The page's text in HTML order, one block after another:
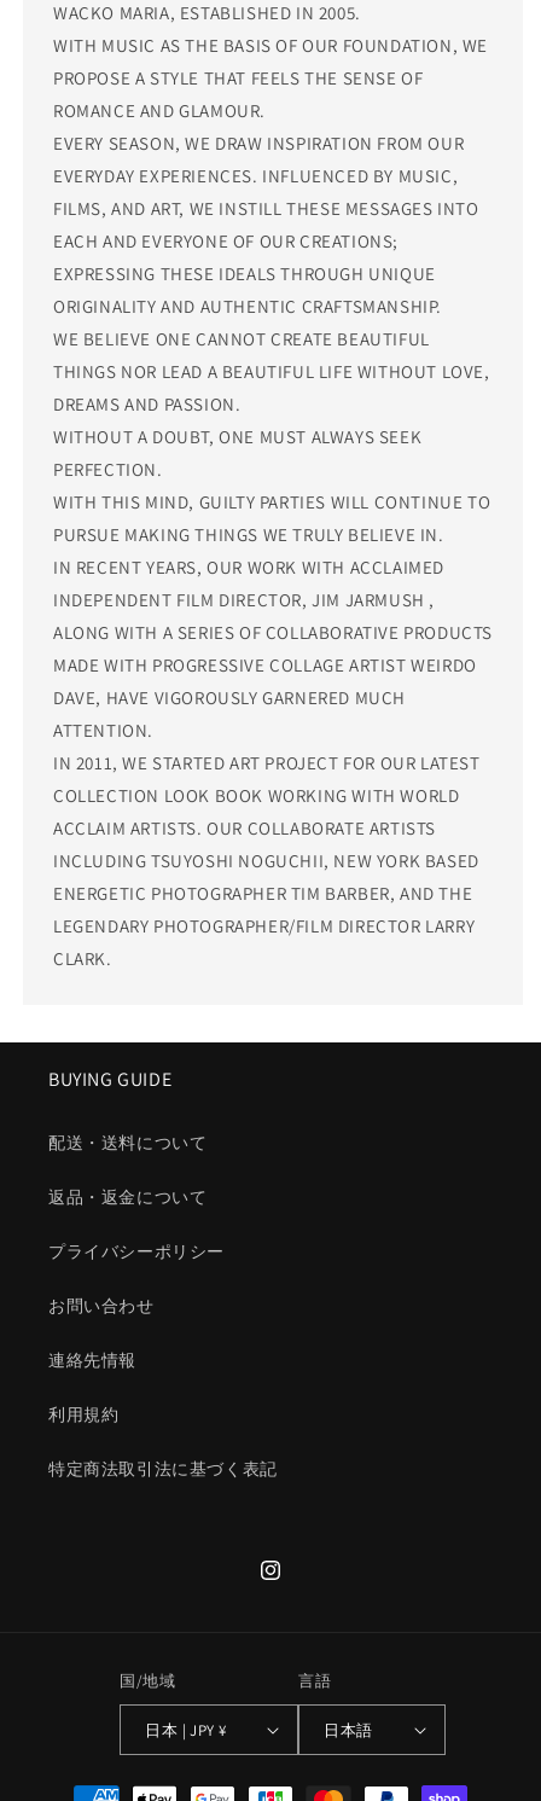
WACKO MARIA, ESTABLISHED IN 2005.
WITH MUSIC AS THE BASIS OF OUR FOUNDATION, WE
PROPOSE A STYLE THAT FEELS THE SENSE OF
ROMANCE AND GLAMOUR.
EVERY SEASON, WE DRAW INSPIRATION FROM OUR
EVERYDAY EXPERIENCES. INFLUENCED BY MUSIC,
FILMS, AND ART, WE INSTILL THESE MESSAGES INTO
EACH AND EVERYONE OF OUR CREATIONS;
EXPRESSING THESE IDEALS THROUGH UNIQUE
ORIGINALITY AND AUTHENTIC CRAFTSMANSHIP.
WE BELIEVE ONE CANNOT CREATE BEAUTIFUL
THINGS NOR LEAD A BEAUTIFUL LIFE WITHOUT LOVE,
DREAMS AND PASSION.
WITHOUT A DOUBT, ONE MUST ALWAYS SEEK
PERFECTION.
WITH THIS MIND, GUILTY PARTIES WILL CONTINUE TO
PURSUE MAKING THINGS WE TRULY BELIEVE IN.
IN RECENT YEARS, OUR WORK WITH ACCLAIMED
INDEPENDENT FILM DIRECTOR, JIM JARMUSH ,
ALONG WITH A SERIES OF COLLABORATIVE PRODUCTS
MADE WITH PROGRESSIVE COLLAGE ARTIST WEIRDO
DAVE, HAVE VIGOROUSLY GARNERED MUCH
ATTENTION.
IN 2011, WE STARTED ART PROJECT FOR OUR LATEST
COLLECTION LOOK BOOK WORKING WITH WORLD
ACCLAIM ARTISTS. OUR COLLABORATE ARTISTS
INCLUDING TSUYOSHI NOGUCHII, NEW YORK BASED
ENERGETIC PHOTOGRAPHER TIM BARBER, AND THE
LEGENDARY PHOTOGRAPHER/FILM DIRECTOR LARRY
CLARK.
BUYING GUIDE
配送・送料について
返品・返金について
プライバシーポリシー
お問い合わせ
連絡先情報
利用規約
特定商法取引法に基づく表記
Instagram
国/地域
日本 | JPY ¥
言語
日本語